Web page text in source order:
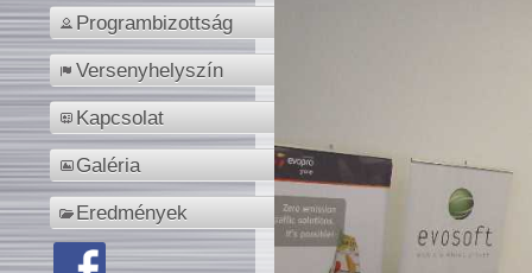
Programbizottság
Versenyhelyszín
Kapcsolat
Galéria
Eredmények